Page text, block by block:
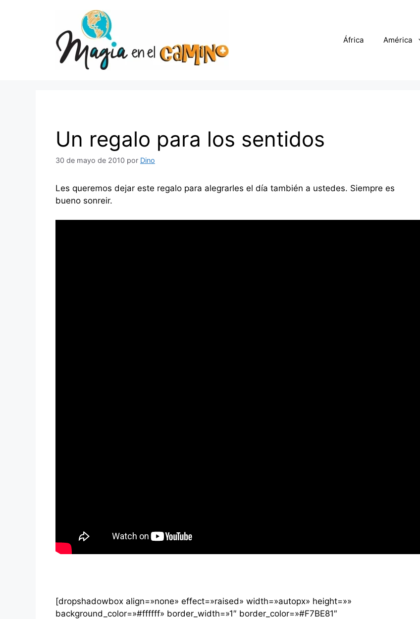
África América
Un regalo para los sentidos
30 de mayo de 2010 por Dino
Les queremos dejar este regalo para alegrarles el día también a ustedes. Siempre es
bueno sonreir.
[dropshadowbox align=»none» effect=»raised» width=»autopx» height=»»
background_color=»#ffffff» border_width=»1″ border_color=»#F7BE81″